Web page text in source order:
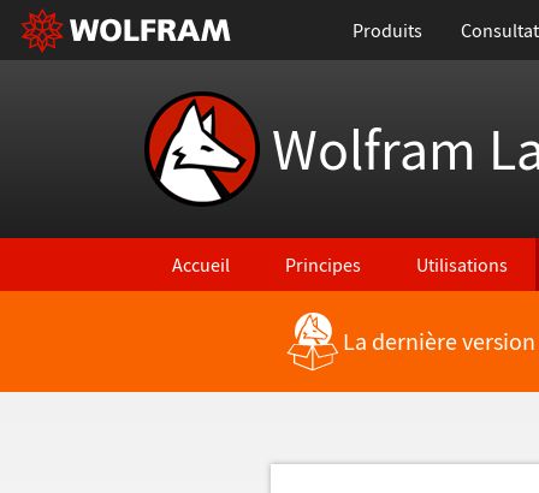
Produits
Wolfram
Accueil Principes Utilisations
Retour vers les nouvelles fonctionnalités
La dernière